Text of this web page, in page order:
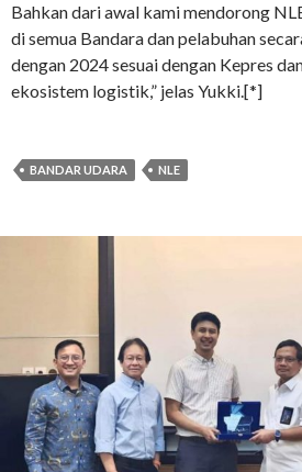
Bahkan dari awal kami mendorong
di semua Bandara dan pelabuhan
dengan 2024 sesuai dengan Kepres
ekosistem logistik,” jelas Yukki.[*]
BANDAR UDARA NLE